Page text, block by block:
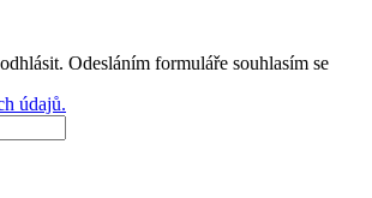
Odesláním formuláře souhlasím se
údajů.